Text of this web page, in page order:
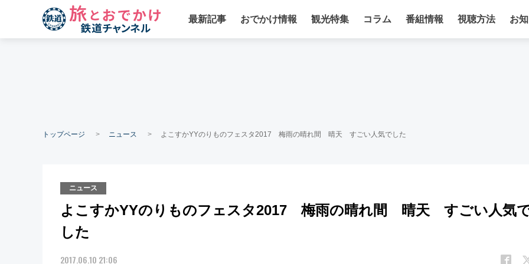
最新記事 おでかけ情報 観光特集 コラム 番組情報 視聴方法 お
トップページ ニュース よこすかYYのりものフェスタ2017 梅雨の晴れ間 晴天 すごい人気でした
ニュース
よこすかYYのりものフェスタ2017 梅雨の晴れ間 晴天 すごい人気
した
2017.06.10 21:06